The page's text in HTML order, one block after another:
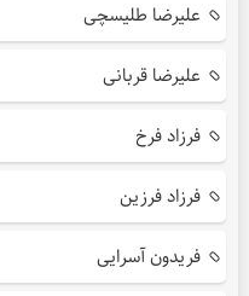
علیرضا طلیسچی
علیرضا قربانی
فرزاد فرخ
فرزاد فرزین
فریدون آسرایی